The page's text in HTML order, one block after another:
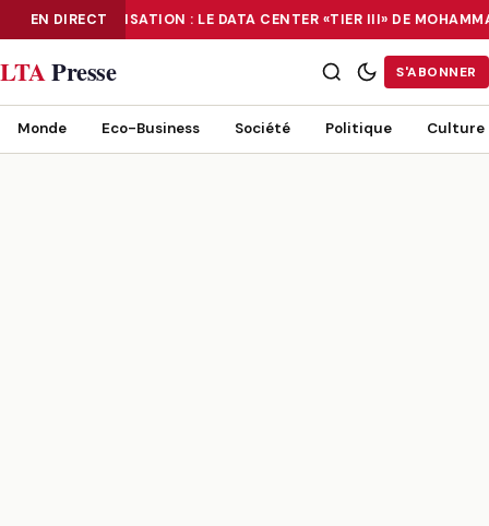
EN DIRECT
NUMÉRISATION : LE DATA CENTER «TIER III» DE
NUMÉRISATION : LE DATA CENTER «TIER III» DE MOHAMMADIA, UN
LTAPresse S'ABONNER
Monde Eco-Business Société Politique Culture